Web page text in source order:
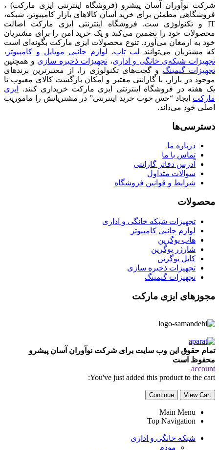
شرکت نوآوران آسان پیشرو (فروشگاه اینترنتی ایزی مارکت) ،
فروشگاهی مطمئن برای خرید آسان کالاهای بازار کامپیوتر، شبکه،
IT و تکنولوژی ست. فروشگاه اینترنتی ایزی مارکت اصالت
محصولات خود را تضمین می‌کند و یک خرید امن را برای مشتریان
خود به ارمغان می‌آورد. تنوع محصولات ایزی مارکت بگونه‌ای است
که مشتریان می‌توانند لپ تاپ، لوازم جانبی موبایل و کامپیوتر ،
تجهیزات شبکه‌ی خانگی و اداری، تجهیزات ذخیره سازی و همچنین
تجهیزات گیمینگ و گجت‌های تکنولوژی را، از معتبرترین برندهای
موجود در بازار، با گارانتی معتبر و امکان بازگشت کالای معیوب تا
یک هفته در فروشگاه اینترنتی ایزی مارکت خریداری کنند.
ایزی
مارکت ایجاد “حس خوب خرید اینترنتی” در مشتریانش را ماموریت
اصلی خود می‌داند.
دسترسی‌ها
درباره ما
تماس با ما
آدرس دفاتر گارانتی
سوالات متداول
شرایط و قوانین فروشگاه
محصولات
تجهیزات شبکه خانگی و اداری
لوازم جانبی کامپیوتر
هاب یوگرین
شارژر یوگرین
کابل یوگرین
تجهیزات ذخیره سازی
تجهیزات گیمینگ
مجوزهای ایزی مارکت
تمام حقوق این وب سایت برای شرکت نوآوران آسان پیشرو
محفوظ است
account
You've just added this product to the cart:
View Cart
Continue
Main Menu
Top Navigation
شبکه خانگی و اداری
مودم